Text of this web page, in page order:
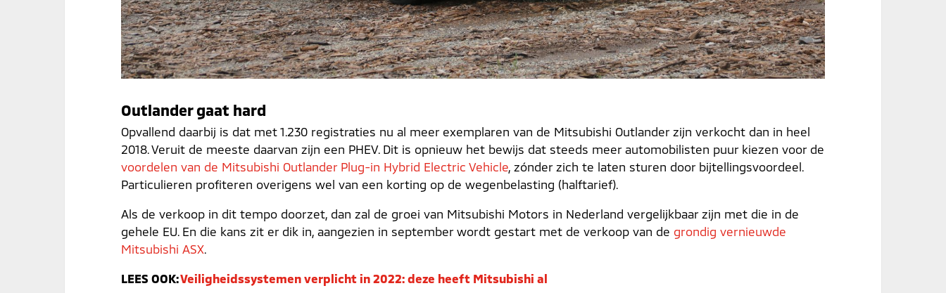
Outlander gaat hard
Opvallend daarbij is dat met 1.230 registraties nu al meer exemplaren van de Mitsubishi Outlander zijn verkocht dan in heel
2018. Veruit de meeste daarvan zijn een PHEV. Dit is opnieuw het bewijs dat steeds meer automobilisten puur kiezen voor de
voordelen van de Mitsubishi Outlander Plug-in Hybrid Electric Vehicle, zónder zich te laten sturen door bijtellingsvoordeel.
Particulieren profiteren overigens wel van een korting op de wegenbelasting (halftarief).
Als de verkoop in dit tempo doorzet, dan zal de groei van Mitsubishi Motors in Nederland vergelijkbaar zijn met die in de
gehele EU. En die kans zit er dik in, aangezien in september wordt gestart met de verkoop van de grondig vernieuwde
Mitsubishi ASX.
LEES OOK:Veiligheidssystemen verplicht in 2022: deze heeft Mitsubishi al